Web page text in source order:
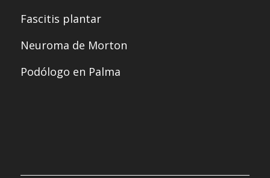
Fascitis plantar
Neuroma de Morton
Podólogo en Palma